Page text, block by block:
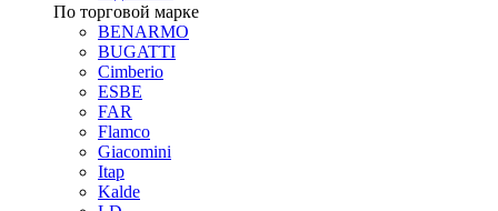
По торговой марке
BENARMO
BUGATTI
Cimberio
ESBE
FAR
Flamco
Giacomini
Itap
Kalde